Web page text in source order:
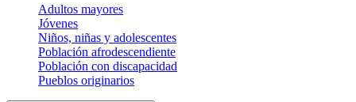
Adultos mayores
Jóvenes
Niños, niñas y adolescentes
Población afrodescendiente
Población con discapacidad
Pueblos originarios